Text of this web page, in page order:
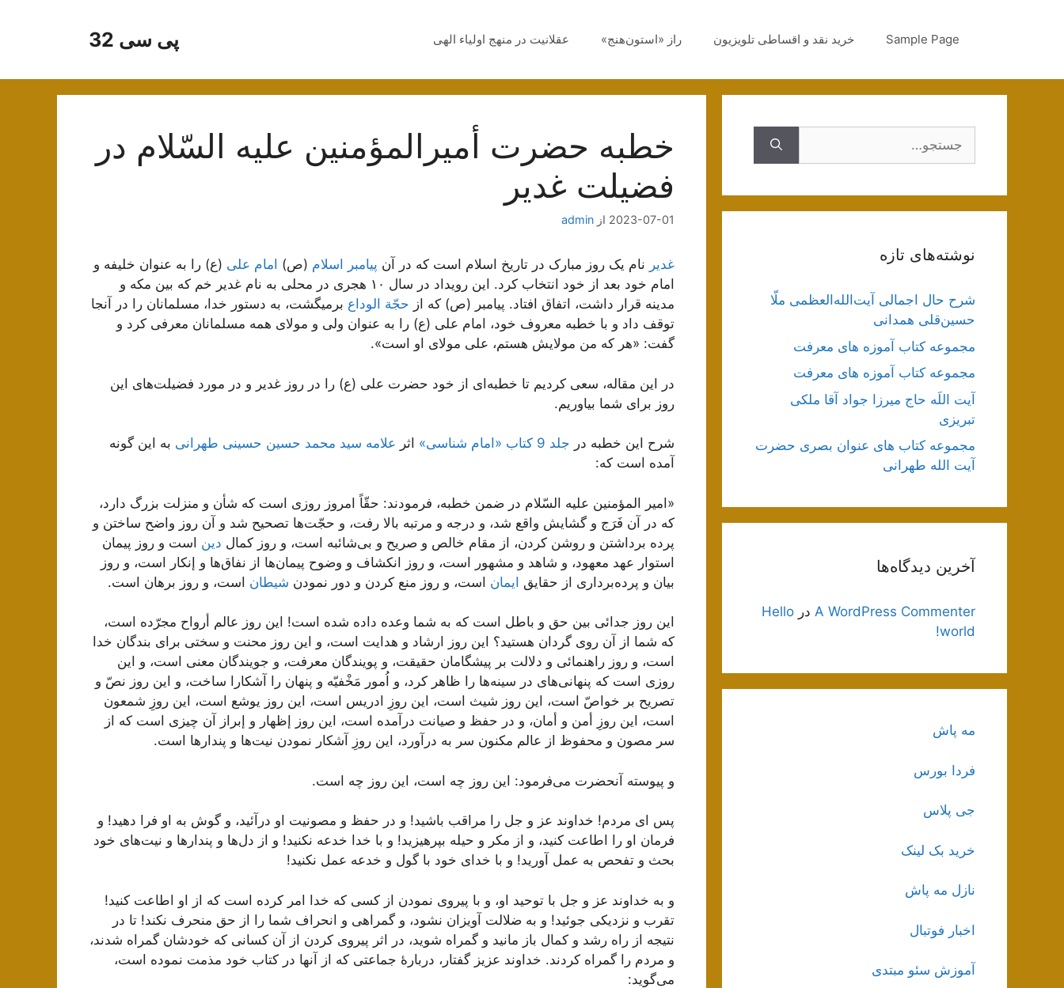
پی سی 32 Sample Page خرید نقد و اقساطی تلویزیون راز «استون‌هنج» عقلانیت در منهج اولیاء الهی
خطبه حضرت أمیرالمؤمنین علیه السّلام در
فضیلت غدیر
2023-07-01 از admin
غدیر نام یک روز مبارک در تاریخ اسلام است که در آن پیامبر اسلام (ص) امام علی (ع) را به عنوان خلیفه و
امام خود بعد از خود انتخاب کرد. این رویداد در سال ۱۰ هجری در محلی به نام غدیر خم که بین مکه و
مدینه قرار داشت، اتفاق افتاد. پیامبر (ص) که از حجّة الوداع برمیگشت، به دستور خدا، مسلمانان را در آنجا
توقف داد و با خطبه معروف خود، امام علی (ع) را به عنوان ولی و مولای همه مسلمانان معرفی کرد و
گفت: «هر که من مولایش هستم، علی مولای او است».
در این مقاله، سعی کردیم تا خطبه‌ای از خود حضرت علی (ع) را در روز غدیر و در مورد فضیلت‌های این
روز برای شما بیاوریم.
شرح این خطبه در جلد 9 کتاب «امام شناسی» اثر علامه سید محمد حسین حسینی طهرانی به این گونه
آمده است که:
«امیر المؤمنین علیه السّلام در ضمن خطبه، فرمودند: حقّاً امروز روزى است كه شأن و منزلت بزرگ دارد،
كه در آن فَرَج و گشایش واقع شد، و درجه و مرتبه بالا رفت، و حجّت‌ها تصحیح شد و آن روز واضح ساختن و
پرده برداشتن و روشن كردن، از مقام خالص و صریح و بى‌شائبه است، و روز كمال دین است و روز پیمان
استوار عهد معهود، و شاهد و مشهور است، و روز انكشاف و وضوح پیمان‌ها از نفاق‌ها و إنكار است، و روز
بیان و پرده‌بردارى از حقایق ایمان است، و روز منع كردن و دور نمودن شیطان است، و روز برهان است.
این روز جدائى بین حق و باطل است كه به شما وعده داده شده است! این روز عالم أرواح مجرّده است،
كه شما از آن روى گردان هستید؟ این روز ارشاد و هدایت است، و این روز محنت و سختى براى بندگان خدا
است، و روز راهنمائى و دلالت بر پیشگامان حقیقت، و پویندگان معرفت، و جویندگان معنى است، و این
روزى است كه پنهانى‌هاى در سینه‌ها را ظاهر كرد، و اُمور مَخْفیّه و پنهان را آشكارا ساخت، و این روز نصّ و
تصریح بر خواصّ است، این روز شیث است، این روزِ ادریس است، این روز یوشع است، این روزِ شمعون
است، این روزِ أمن و أمان، و در حفظ و صیانت درآمده است، این روز إظهار و إبراز آن چیزى است كه از
سر مصون و محفوظ از عالم مكنون سر به درآورد، این روزِ آشكار نمودن نیت‌ها و پندارها است.
و پیوسته آنحضرت مى‌فرمود: این روز چه است، این روز چه است.
پس اى مردم! خداوند عز و جل را مراقب باشید! و در حفظ و مصونیت او درآئید، و گوش به او فرا دهید! و
فرمان او را اطاعت كنید، و از مكر و حیله بپرهیزید! و با خدا خدعه نكنید! و از دل‌ها و پندارها و نیت‌هاى خود
بحث و تفحص به عمل آورید! و با خداى خود با گول و خدعه عمل نكنید!
و به خداوند عز و جل با توحید او، و با پیروى نمودن از كسى كه خدا امر كرده است كه از او اطاعت كنید!
تقرب و نزدیكى جوئید! و به ضلالت آویزان نشود، و گمراهى و انحراف شما را از حق منحرف نكند! تا در
نتیجه از راه رشد و كمال باز مانید و گمراه شوید، در اثر پیروى كردن از آن كسانى كه خودشان گمراه شدند،
و مردم را گمراه كردند. خداوند عزیز گفتار، دربارۀ جماعتى كه از آنها در كتاب خود مذمت نموده است،
مى‌گوید:
نوشته‌های تازه
شرح حال اجمالی آیت‌الله‌العظمی ملّا
حسین‌قلی همدانی
مجموعه کتاب آموزه های معرفت
مجموعه کتاب آموزه های معرفت
آیت اللَه حاج میرزا جواد آقا ملکی
تبریزی
مجموعه کتاب های عنوان بصری حضرت
آیت الله طهرانی
آخرین دیدگاه‌ها
A WordPress Commenter در Hello
world!
مه پاش
فردا بورس
جی پلاس
خرید بک لینک
نازل مه پاش
اخبار فوتبال
آموزش سئو مبتدی